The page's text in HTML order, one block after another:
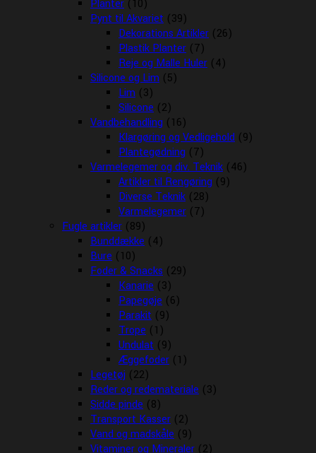
Planter (10)
Pynt til Akvariet (39)
Dekorations Artikler (26)
Plastik Planter (7)
Reje og Malle Huler (4)
Silicone og Lim (5)
Lim (3)
Silicone (2)
Vandbehandling (16)
Klargøring og Vedligehold (9)
Plantegødning (7)
Varmelegemer og div. Teknik (46)
Artikler til Rengøring (9)
Diverse Teknik (28)
Varmelegemer (7)
Fugle artikler (89)
Bunddække (4)
Bure (10)
Foder & Snacks (29)
Kanarie (3)
Papegøje (6)
Parakit (9)
Trope (1)
Undulat (9)
Æggefoder (1)
Legetøj (22)
Reder og redemateriale (3)
Sidde pinde (8)
Transport Kasser (2)
Vand og madskåle (9)
Vitaminer og Mineraler (2)